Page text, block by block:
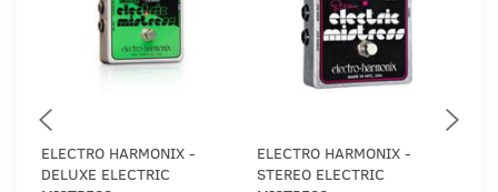
ELECTRO HARMONIX -
DELUXE ELECTRIC
ELECTRO HARMONIX -
STEREO ELECTRIC